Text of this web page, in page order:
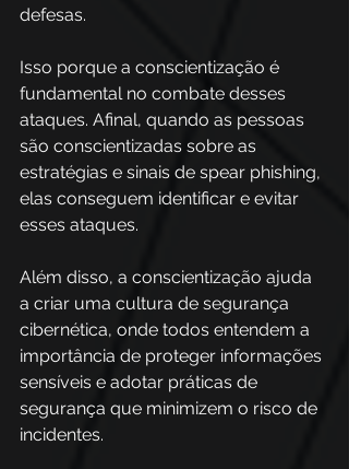
defesas.
Isso porque a conscientização é
fundamental no combate desses
ataques. Afinal, quando as pessoas
são conscientizadas sobre as
estratégias e sinais de spear phishing,
elas conseguem identificar e evitar
esses ataques.
Além disso, a conscientização ajuda
a criar uma cultura de segurança
cibernética, onde todos entendem a
importância de proteger informações
sensíveis e adotar práticas de
segurança que minimizem o risco de
incidentes.